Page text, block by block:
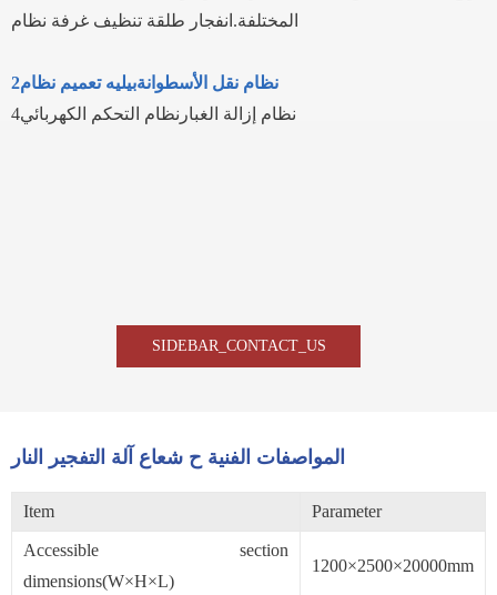
المختلفة.انفجار طلقة تنظيف غرفة نظام
2نظام نقل الأسطوانةبيليه تعميم نظام
4نظام إزالة الغبارنظام التحكم الكهربائي
SIDEBAR_CONTACT_US
المواصفات الفنية ح شعاع آلة التفجير النار
Item Parameter
Accessible section
dimensions(W×H×L)
1200×2500×20000mm